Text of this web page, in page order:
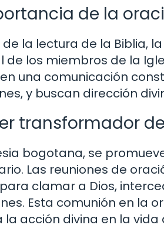
de la
la lectura de la Biblia,
de los miembros de la
una comunicación
y buscan dirección
transformador
bogotana, se
Las reuniones de
clamar a Dios,
Esta comunión en la
la acción divina en la vida